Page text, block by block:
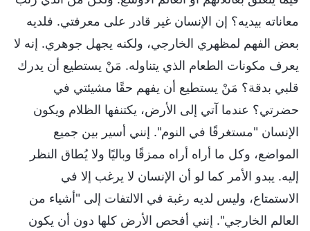
معاناته بيديه؟ إن الإنسان غير قادر على معرفتي. فلديه
بعض الفهم لمظهري الخارجي، ولكنه يجهل جوهري. إنه لا
يعرف مكونات الطعام الذي يتناوله. مَنْ يستطيع أن يدرك
قلبي بدقة؟ مَنْ يستطيع أن يفهم حقًا مشيئتي في
حضرتي؟ عندما آتي إلى الأرض، يكتنفها الظلام ويكون
الإنسان "مستغرقًا في النوم". إنني أسير بين جميع
المواضع، وكل ما أراه أراه ممزقًا وباليًا ولا يُطاق النظر
إليه. يبدو الأمر كما لو أن الإنسان لا يرغب إلا في
الاستمتاع، وليس لديه رغبة في الالتفات إلى "أشياء من
العالم الخارجي". إنني أفحص الأرض كلها دون أن يكون